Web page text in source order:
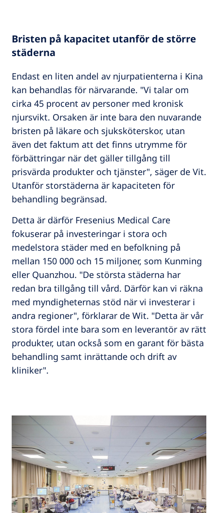
Bristen på kapacitet utanför de större
städerna
Endast en liten andel av njurpatienterna i Kina
kan behandlas för närvarande. "Vi talar om
cirka 45 procent av personer med kronisk
njursvikt. Orsaken är inte bara den nuvarande
bristen på läkare och sjuksköterskor, utan
även det faktum att det finns utrymme för
förbättringar när det gäller tillgång till
prisvärda produkter och tjänster", säger de Vit.
Utanför storstäderna är kapaciteten för
behandling begränsad.
Detta är därför Fresenius Medical Care
fokuserar på investeringar i stora och
medelstora städer med en befolkning på
mellan 150 000 och 15 miljoner, som Kunming
eller Quanzhou. "De största städerna har
redan bra tillgång till vård. Därför kan vi räkna
med myndigheternas stöd när vi investerar i
andra regioner", förklarar de Wit. "Detta är vår
stora fördel inte bara som en leverantör av rätt
produkter, utan också som en garant för bästa
behandling samt inrättande och drift av
kliniker".